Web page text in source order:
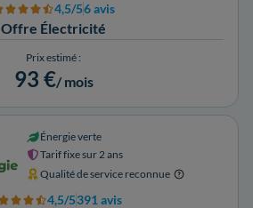
Offre Électricité
4,5/56 avis
Prix estimé :
93 €/ mois
Énergie verte
Tarif fixe sur 2 ans
Qualité de service reconnue
4,5/5391 avis